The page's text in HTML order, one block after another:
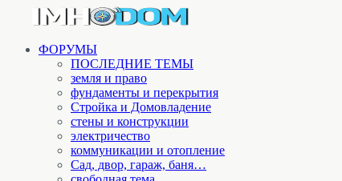
ФОРУМЫ
ПОСЛЕДНИЕ ТЕМЫ
земля и право
фундаменты и перекрытия
Стройка и Домовладение
стены и конструкции
электричество
коммуникации и отопление
Cад, двор, гараж, баня…